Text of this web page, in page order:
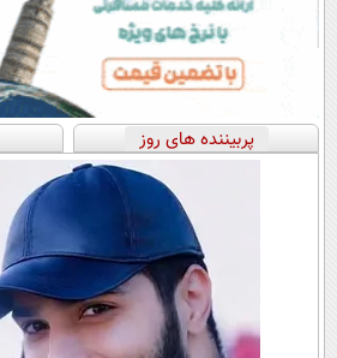
پربیننده های روز